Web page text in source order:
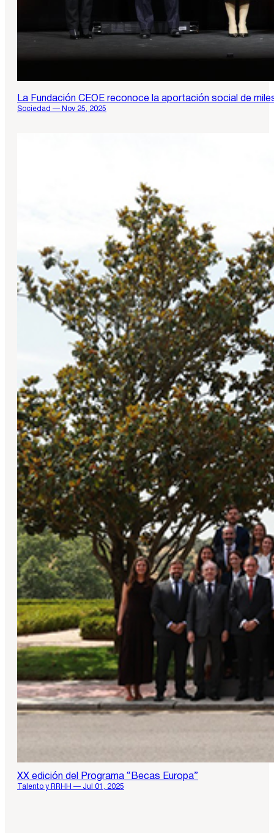
La Fundación CEOE reconoce la aportación social de
Sociedad — Nov 25, 2025
XX edición del Programa “Becas Europa”
Talento y RRHH — Jul 01, 2025